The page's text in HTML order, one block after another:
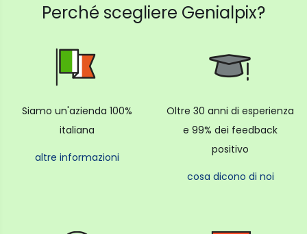
Perché scegliere Genialpix?
Siamo un'azienda 100%
italiana
altre informazioni
Oltre 30 anni di esperienza
e 99% dei feedback
positivo
cosa dicono di noi